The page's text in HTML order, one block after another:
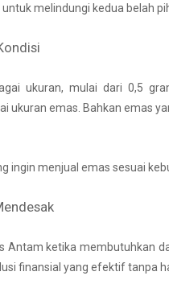
melindungi kedua belah
ukuran, mulai dari 0,5
ukuran emas. Bahkan emas
ingin menjual emas sesuai
Antam ketika membutuhkan
finansial yang efektif tanpa